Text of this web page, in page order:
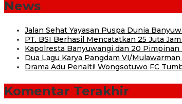
News
Jalan Sehat Yayasan Puspa Dunia
PT. BSI Berhasil Mencatatkan 25 Juta
Kapolresta Banyuwangi dan 20
Dua Lagu Karya Pangdam VI/
Drama Adu Penalti! Wongsotuwo FC
Komentar Terakhir